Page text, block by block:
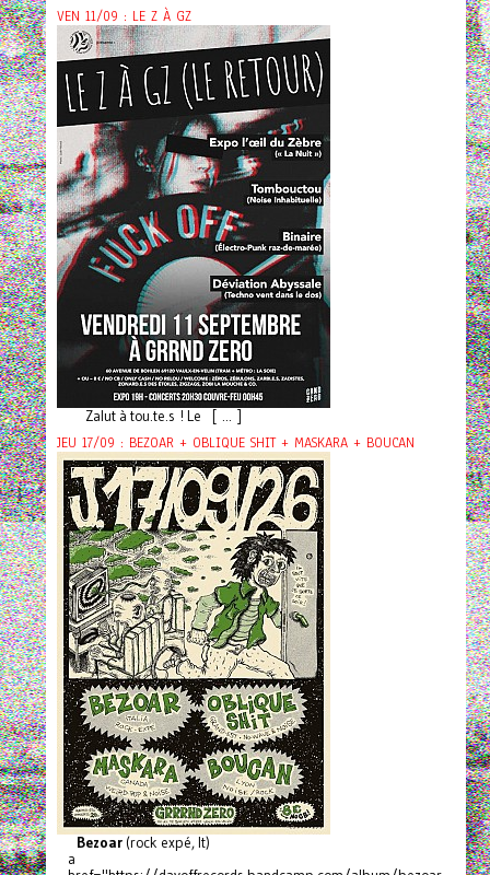
VEN 11/09 : LE Z À GZ
Zalut à tou.te.s ! Le [ ... ]
JEU 17/09 : BEZOAR + OBLIQUE SHIT + MASKARA + BOUCAN
Bezoar(rock expé, It)
a